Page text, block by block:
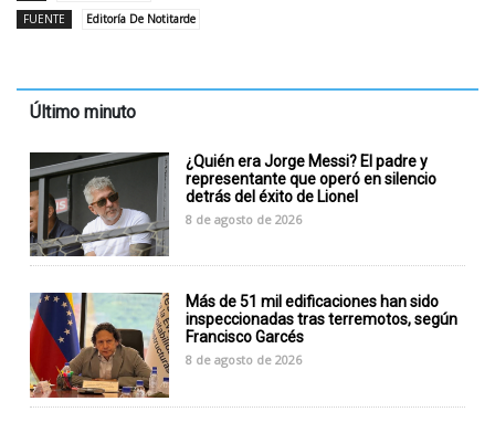
FUENTE
Editoría De Notitarde
Último minuto
¿Quién era Jorge Messi? El padre y
representante que operó en silencio
detrás del éxito de Lionel
8 de agosto de 2026
Más de 51 mil edificaciones han sido
inspeccionadas tras terremotos, según
Francisco Garcés
8 de agosto de 2026